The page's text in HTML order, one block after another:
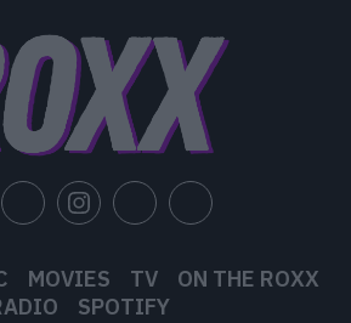
MOVIES TV
ON THE ROXX
SPOTIFY